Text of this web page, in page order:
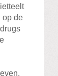
op de